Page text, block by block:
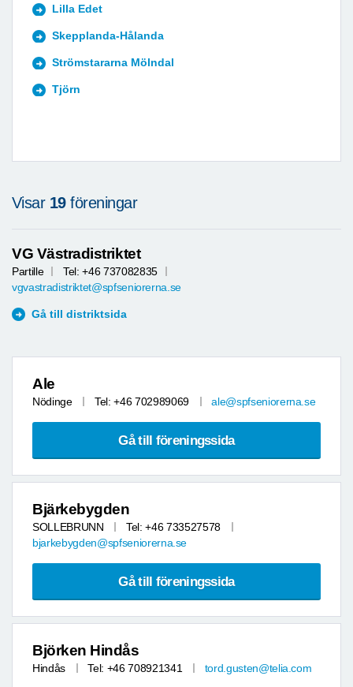
Lilla Edet
Skepplanda-Hålanda
Strömstararna Mölndal
Tjörn
Visar 19föreningar
VG Västradistriktet
Partille
Tel: +46 737082835
vgvastradistriktet@spfseniorerna.se
Gå till distriktsida
Ale
Nödinge Tel: +46 702989069 ale@spfseniorerna.se
Gå till föreningssida
Bjärkebygden
SOLLEBRUNN
Tel: +46 733527578
bjarkebygden@spfseniorerna.se
Gå till föreningssida
Björken Hindås
Hindås Tel: +46 708921341 tord.gusten@telia.com